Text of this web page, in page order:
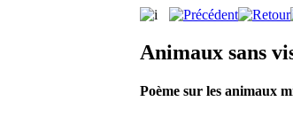
Animaux sans
Poème sur les animaux